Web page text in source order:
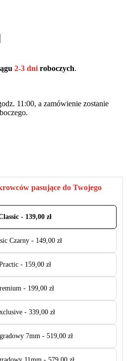
2-3 dni roboczych.
11:00, a zamówienie zostanie
pasujące do Twojego
- 139,00 zł
Czarny - 149,00 zł
- 159,00 zł
- 199,00 zł
- 339,00 zł
7mm - 519,00 zł